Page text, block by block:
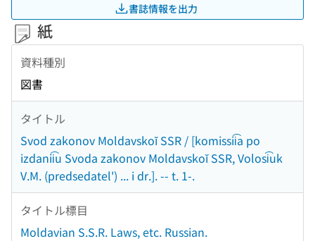
書誌情報を出力
紙
資料種別
図書
タイトル
Svod zakonov Moldavskoĭ SSR / [komissii͡a po
izdanii͡u Svoda zakonov Moldavskoĭ SSR, Volosi͡uk
V.M. (predsedatel') ... i dr.]. -- t. 1-.
タイトル標目
Moldavian S.S.R. Laws, etc. Russian.